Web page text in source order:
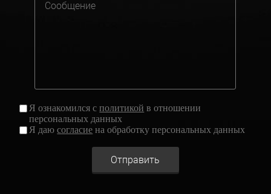
Я ознакомился сполитикой в отношении
персональных данных
Я даюсогласие на обработку персональных данных
Отправить